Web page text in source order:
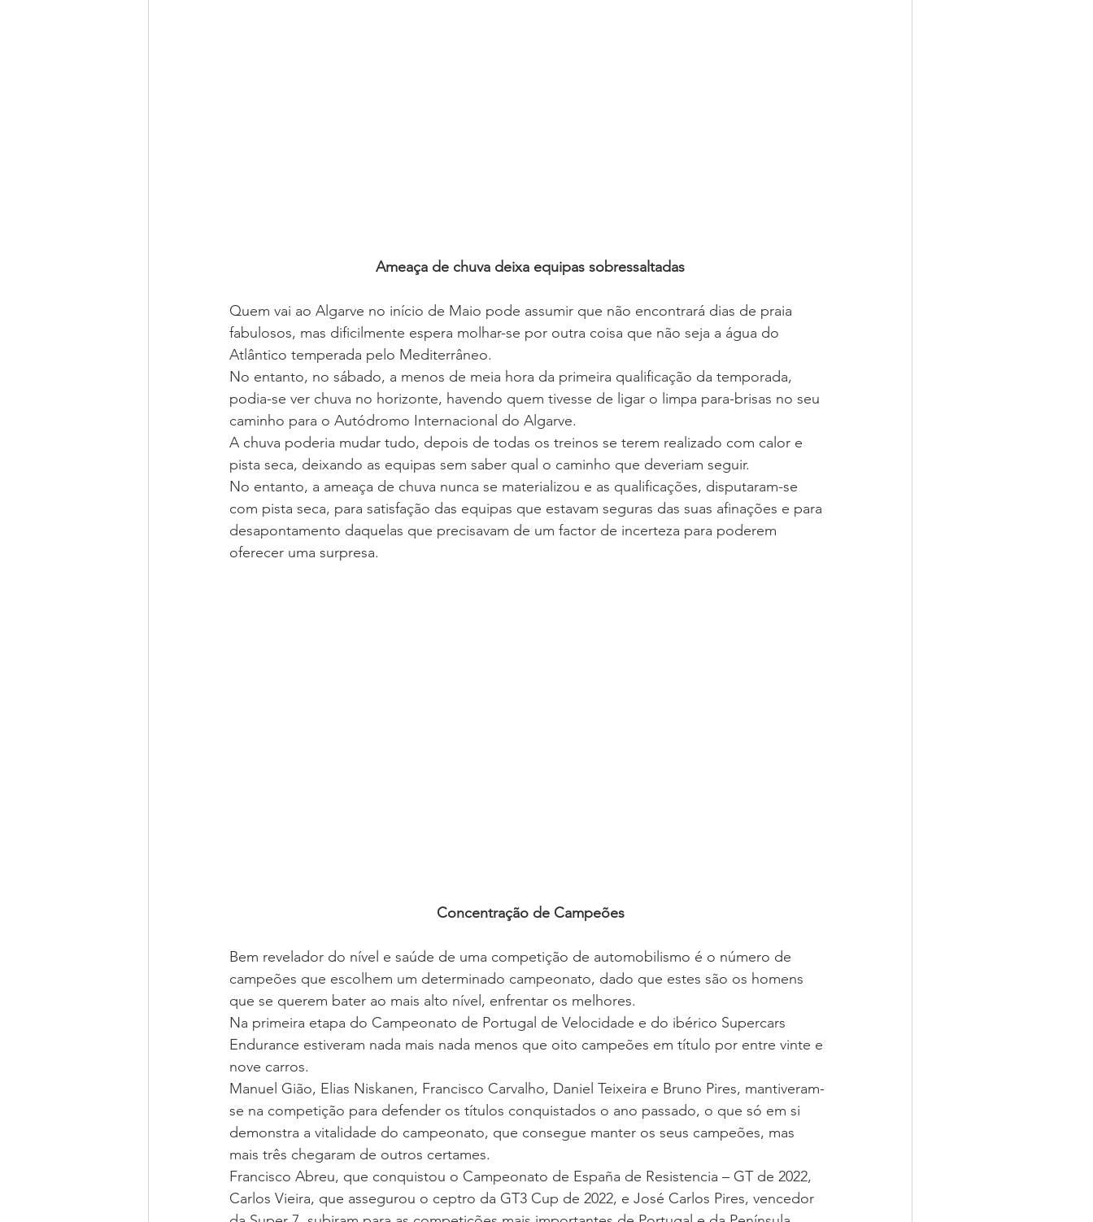
Ameaça de chuva deixa equipas sobressaltadas
Quem vai ao Algarve no início de Maio pode assumir que não encontrará dias de praia
fabulosos, mas dificilmente espera molhar-se por outra coisa que não seja a água do
Atlântico temperada pelo Mediterrâneo.
No entanto, no sábado, a menos de meia hora da primeira qualificação da temporada,
podia-se ver chuva no horizonte, havendo quem tivesse de ligar o limpa para-brisas no seu
caminho para o Autódromo Internacional do Algarve.
A chuva poderia mudar tudo, depois de todas os treinos se terem realizado com calor e
pista seca, deixando as equipas sem saber qual o caminho que deveriam seguir.
No entanto, a ameaça de chuva nunca se materializou e as qualificações, disputaram-se
com pista seca, para satisfação das equipas que estavam seguras das suas afinações e para
desapontamento daquelas que precisavam de um factor de incerteza para poderem
oferecer uma surpresa.
Concentração de Campeões
Bem revelador do nível e saúde de uma competição de automobilismo é o número de
campeões que escolhem um determinado campeonato, dado que estes são os homens
que se querem bater ao mais alto nível, enfrentar os melhores.
Na primeira etapa do Campeonato de Portugal de Velocidade e do ibérico Supercars
Endurance estiveram nada mais nada menos que oito campeões em título por entre vinte e
nove carros.
Manuel Gião, Elias Niskanen, Francisco Carvalho, Daniel Teixeira e Bruno Pires, mantiveram-
se na competição para defender os títulos conquistados o ano passado, o que só em si
demonstra a vitalidade do campeonato, que consegue manter os seus campeões, mas
mais três chegaram de outros certames.
Francisco Abreu, que conquistou o Campeonato de España de Resistencia – GT de 2022,
Carlos Vieira, que assegurou o ceptro da GT3 Cup de 2022, e José Carlos Pires, vencedor